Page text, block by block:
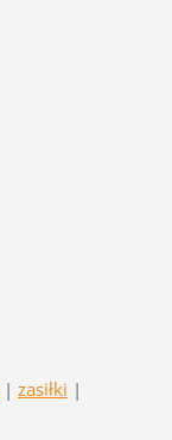
| zasiłki |